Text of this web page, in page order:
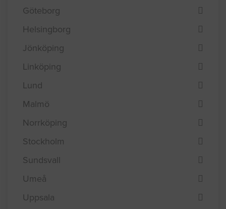
Borås
Eskilstuna
Göteborg
Helsingborg
Jönköping
Linköping
Lund
Malmö
Norrköping
Stockholm
Sundsvall